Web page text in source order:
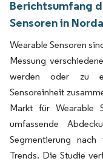
Berichtsumfang
Sensoren in
Wearable Sensoren
Messung
werden oder zu
Sensoreinheit
Markt für Wearable
umfassende
Segmentierung
Trends. Die Studie